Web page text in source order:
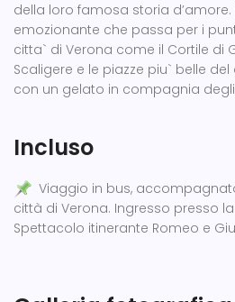
della loro famosa storia
emozionante che passa per i
citta` di Verona come il Cortile di
Scaligere e le piazze piu` belle
con un gelato in compagnia
Incluso
Viaggio in bus,
città di Verona. Ingresso presso
Spettacolo itinerante Romeo e